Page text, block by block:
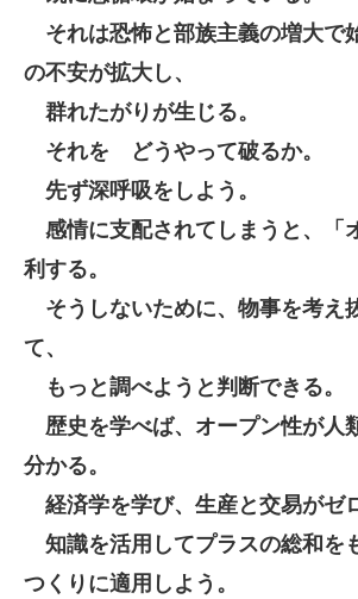
それは恐怖と部族主義の増大で
の不安が拡大し、
群れたがりが生じる。
それを どうやって破るか。
先ず深呼吸をしよう。
感情に支配されてしまうと、「
利する。
そうしないために、物事を考え
て、
もっと調べようと判断できる。
歴史を学べば、オープン性が人
分かる。
経済学を学び、生産と交易がゼ
知識を活用してプラスの総和を
つくりに適用しよう。